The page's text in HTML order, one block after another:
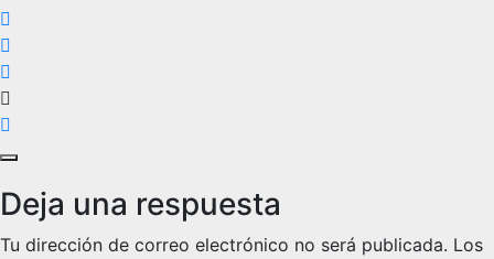
Deja una respuesta
Tu dirección de correo electrónico no será publicada. Los